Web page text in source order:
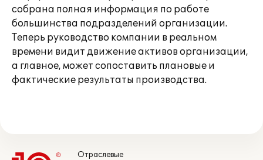
собрана полная информация по работе
большинства подразделений организации.
Теперь руководство компании в реальном
времени видит движение активов организации,
а главное, может сопоставить плановые и
фактические результаты производства.
Отраслевые